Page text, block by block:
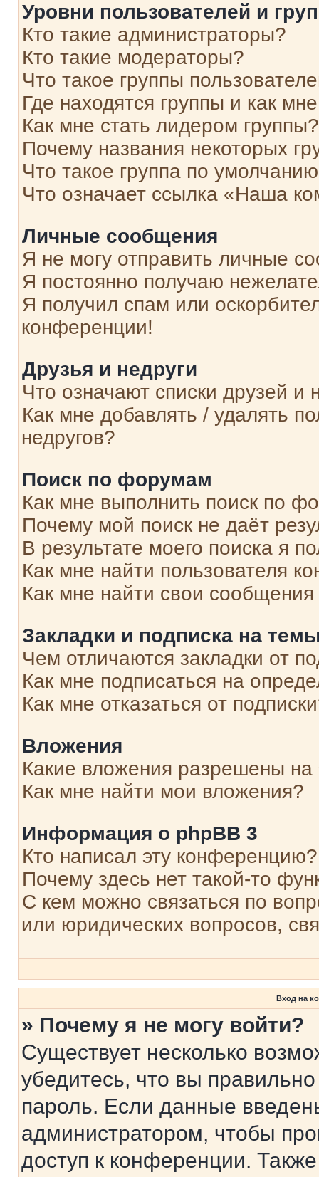
Уровни пользователей и
Кто такие администраторы?
Кто такие модераторы?
Что такое группы
Где находятся группы и как
Как мне стать лидером группы?
Почему названия некоторых
Что такое группа по
Что означает ссылка «Наша
Личные сообщения
Я не могу отправить личные
Я постоянно получаю
Я получил спам или
конференции!
Друзья и недруги
Что означают списки друзей и
Как мне добавлять / удалять
недругов?
Поиск по форумам
Как мне выполнить поиск по
Почему мой поиск не даёт
В результате моего поиска я
Как мне найти пользователя
Как мне найти свои
Закладки и подписка на
Чем отличаются закладки от
Как мне подписаться на
Как мне отказаться от
Вложения
Какие вложения разрешены
Как мне найти мои вложения?
Информация о phpBB 3
Кто написал эту конференцию?
Почему здесь нет такой-то
С кем можно связаться по
или юридических вопросов,
Вход на
» Почему я не могу войти?
Существует несколько
убедитесь, что вы
пароль. Если данные
администратором, чтобы
доступ к конференции.